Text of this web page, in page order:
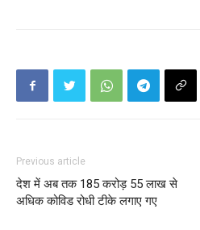
Previous article
देश में अब तक 185 करोड़ 55 लाख से
अधिक कोविड रोधी टीके लगाए गए